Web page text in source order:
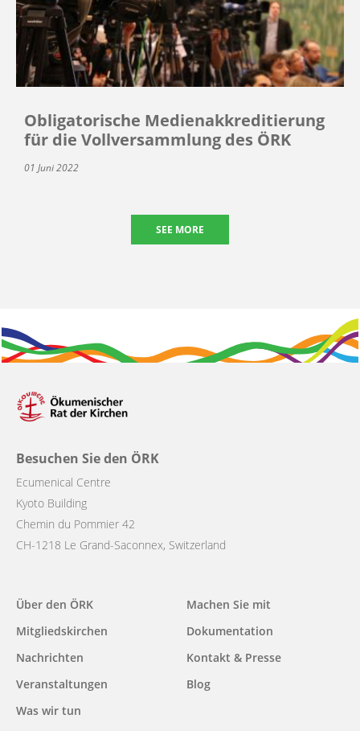
Obligatorische Medienakkreditierung
für die Vollversammlung des ÖRK
01 Juni 2022
SEE MORE
Besuchen Sie den ÖRK
Ecumenical Centre
Kyoto Building
Chemin du Pommier 42
CH-1218 Le Grand-Saconnex, Switzerland
Main
navigation
Über den ÖRK
Mitgliedskirchen
Nachrichten
Veranstaltungen
Was wir tun
Machen Sie mit
Dokumentation
Kontakt & Presse
Blog